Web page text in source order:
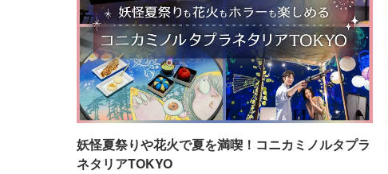
妖怪夏祭りや花火で夏を満喫！コニカミノルタプラ
ネタリアTOKYO